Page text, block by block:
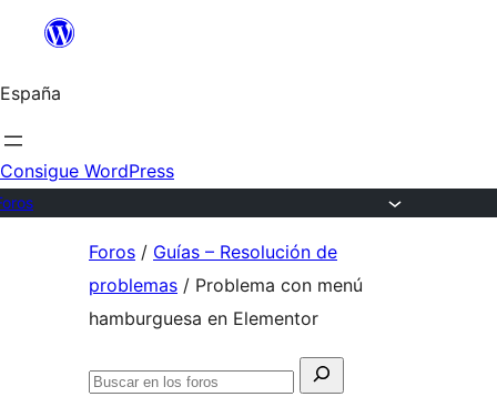
Saltar
contenido
España
Consigue WordPress
Foros / Guías – Resolución de
problemas / Problema con menú
hamburguesa en Elementor
Buscar:
Buscar